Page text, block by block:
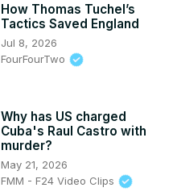
How Thomas Tuchel’s
Tactics Saved England
Jul 8, 2026
FourFourTwo
Why has US charged
Cuba's Raul Castro with
murder?
May 21, 2026
FMM - F24 Video Clips